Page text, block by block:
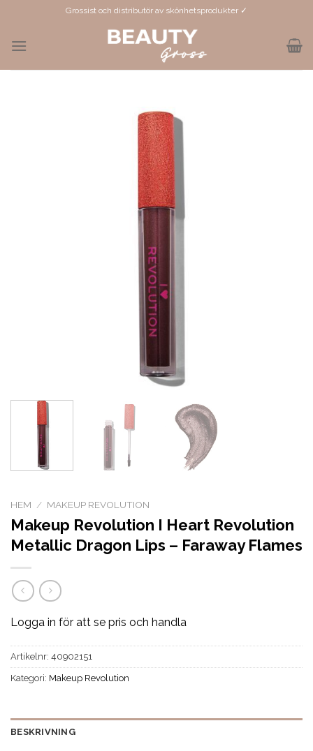
content
Grossist och distributör av skönhetsprodukter ✓
HEM / MAKEUP REVOLUTION
Makeup Revolution I Heart Revolution
Metallic Dragon Lips – Faraway Flames
Logga in för att se pris och handla
Artikelnr: 40902151
Kategori: Makeup Revolution
BESKRIVNING